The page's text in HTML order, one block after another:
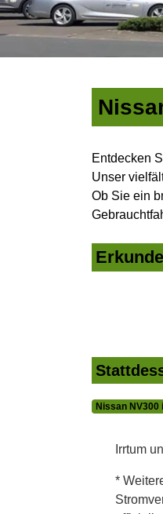
Entdecken
Unser
Ob Sie ein
Nissan NV300
Irrtum
*